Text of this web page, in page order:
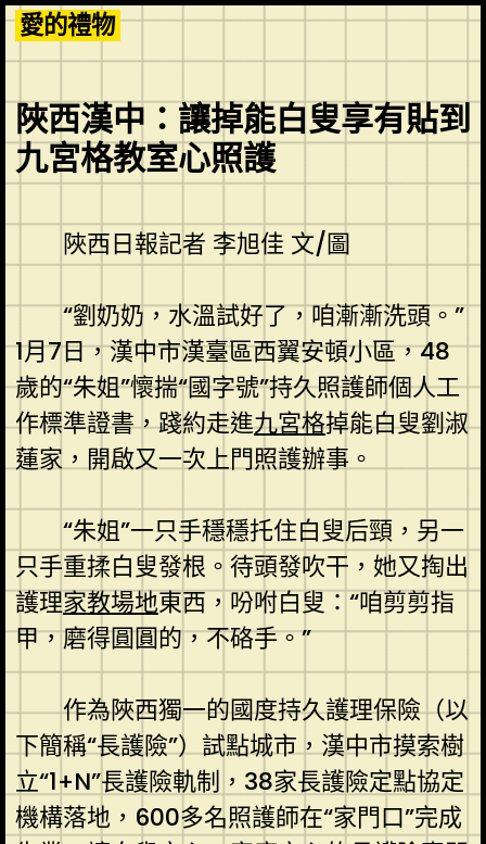
Skip
to
content
愛的禮物
陜西漢中：讓掉能白叟享有貼到
九宮格教室心照護
陜西日報記者 李旭佳 文/圖
“劉奶奶，水溫試好了，咱漸漸洗頭。”
1月7日，漢中市漢臺區西翼安頓小區，48
歲的“朱姐”懷揣“國字號”持久照護師個人工
作標準證書，踐約走進九宮格掉能白叟劉淑
蓮家，開啟又一次上門照護辦事。
“朱姐”一只手穩穩托住白叟后頸，另一
只手重揉白叟發根。待頭發吹干，她又掏出
護理家教場地東西，吩咐白叟：“咱剪剪指
甲，磨得圓圓的，不硌手。”
作為陜西獨一的國度持久護理保險（以
下簡稱“長護險”）試點城市，漢中市摸索樹
立“1+N”長護險軌制，38家長護險定點協定
機構落地，600多名照護師在“家門口”完成